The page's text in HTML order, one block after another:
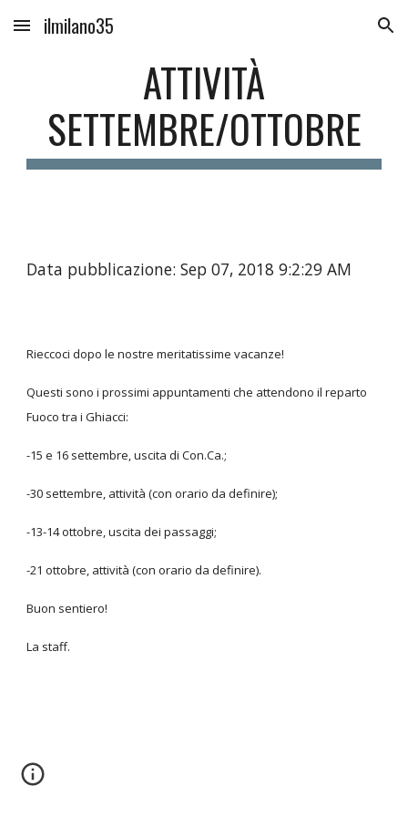
Skip to main content Skip to navigation
ilmilano35
ATTIVITÀ
SETTEMBRE/OTTOBRE
Data pubblicazione: Sep 07, 2018 9:2:29 AM
Rieccoci dopo le nostre meritatissime vacanze!
Questi sono i prossimi appuntamenti che attendono il reparto
Fuoco tra i Ghiacci:
-15 e 16 settembre, uscita di Con.Ca.;
-30 settembre, attività (con orario da definire);
-13-14 ottobre, uscita dei passaggi;
-21 ottobre, attività (con orario da definire).
Buon sentiero!
La staff.